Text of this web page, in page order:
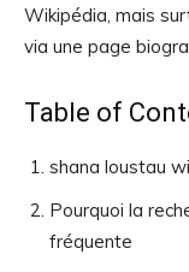
Wikipédia, mais
via une page
Table of
shana loustau
Pourquoi la
fréquente